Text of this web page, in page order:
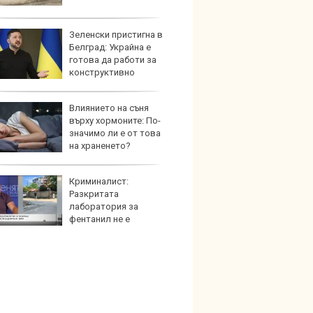
Зеленски пристигна в
Белград: Украйна е
готова да работи за
конструктивно
Влиянието на съня
върху хормоните: По-
значимо ли е от това
на храненето?
Криминалист:
Разкритата
лаборатория за
фентанил не е